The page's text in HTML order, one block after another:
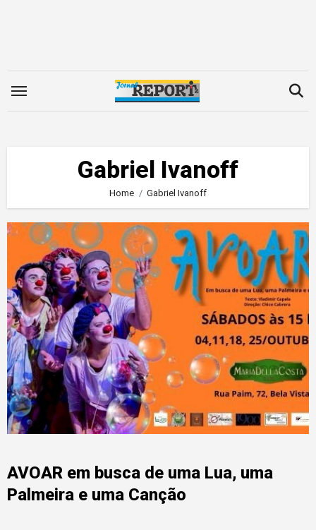
Gabriel Ivanoff
Home Gabriel Ivanoff
AVOAR em busca de uma Lua, uma
Palmeira e uma Canção